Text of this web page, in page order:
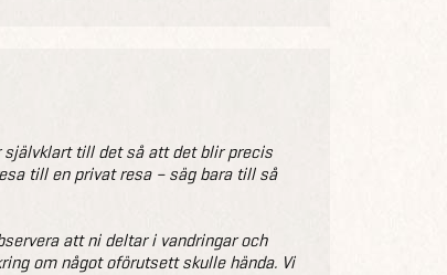
självklart till det så att det blir precis
till en privat resa – säg bara till så
att ni deltar i vandringar och
om något oförutsett skulle hända. Vi